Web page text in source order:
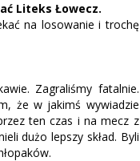
Liteks Łowecz.
na losowanie i trochę
Zagraliśmy fatalnie.
że w jakimś wywiadzie
ten czas i na mecz z
dużo lepszy skład. Byli